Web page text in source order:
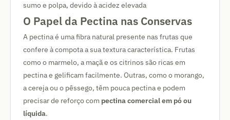
sumo e polpa, devido à acidez elevada
O Papel da Pectina nas Conservas
A pectina é uma fibra natural presente nas frutas que
confere à compota a sua textura característica. Frutas
como o marmelo, a maçã e os citrinos são ricas em
pectina e gelificam facilmente. Outras, como o morango,
a cereja ou o pêssego, têm pouca pectina e podem
precisar de reforço com pectina comercial em pó ou
líquida.